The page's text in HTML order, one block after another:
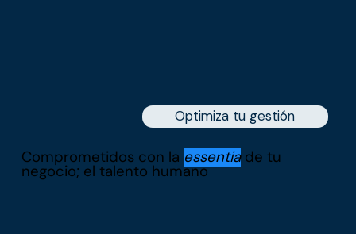
Optimiza tu gestión
Comprometidos con la essentiade tu
negocio; el talento humano